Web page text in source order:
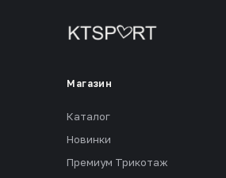
Магазин
Каталог
Новинки
Премиум Трикотаж